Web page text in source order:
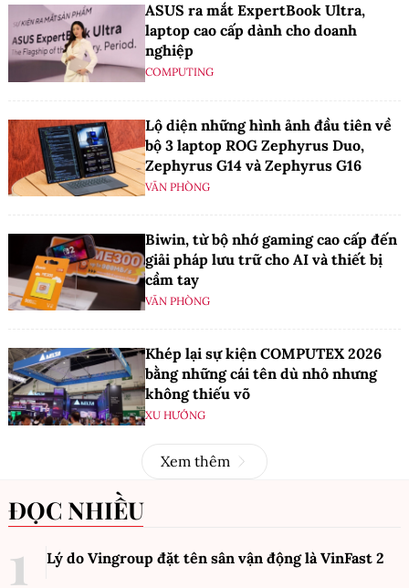
ASUS ra mắt ExpertBook Ultra,
laptop cao cấp dành cho doanh
nghiệp
COMPUTING
Lộ diện những hình ảnh đầu tiên về
bộ 3 laptop ROG Zephyrus Duo,
Zephyrus G14 và Zephyrus G16
VĂN PHÒNG
Biwin, từ bộ nhớ gaming cao cấp đến
giải pháp lưu trữ cho AI và thiết bị
cầm tay
VĂN PHÒNG
Khép lại sự kiện COMPUTEX 2026
bằng những cái tên dù nhỏ nhưng
không thiếu võ
XU HƯỚNG
Xem thêm
ĐỌC NHIỀU
Lý do Vingroup đặt tên sân vận động là VinFast 2